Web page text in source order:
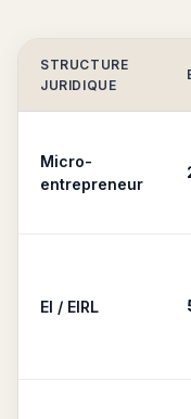
STRUCTURE
JURIDIQUE
Micro-
entrepreneur
EI / EIRL